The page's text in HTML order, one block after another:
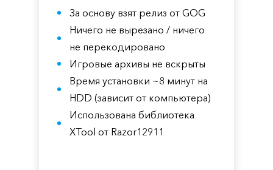
За основу взят релиз от GOG
Ничего не вырезано / ничего
не перекодировано
Игровые архивы не вскрыты
Время установки ~8 минут на
HDD (зависит от компьютера)
Использована библиотека
XTool от Razor12911